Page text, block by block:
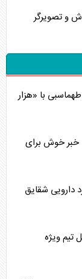
و تصویرگر
با «هزار
فروردین ۱۴۰۵ آغاز شد | خبر خوش برای
دارویی شقایق
تیم ویژه